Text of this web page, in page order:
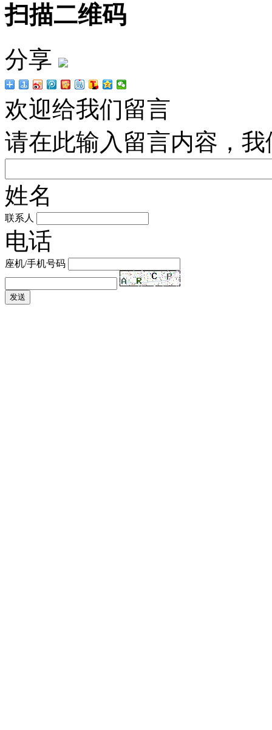
扫描二维码
分享
欢迎给我们留言
请在此输入留言内容，
姓名
联系人
电话
座机/手机号码